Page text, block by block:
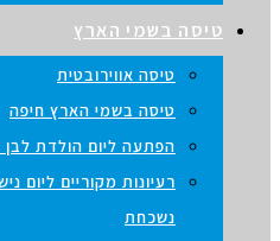
בשמי הארץ
טיסה אווירובטית
טיסה בשמי הארץ חיפה
הפתעה ליום הולדת לבן זוג
רעיונות מקוריים ליום נישואין לבן